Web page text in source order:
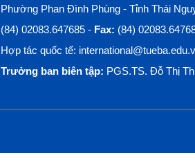
Phường Phan Đình Phùng - Tỉnh Thái
(84) 02083.647685 - Fax: (84)
Hợp tác quốc tế:
Trưởng ban biên tập: PGS.TS. Đỗ Thị